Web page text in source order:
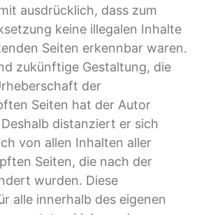
ausdrücklich, dass zum
keine illegalen Inhalte
Seiten erkennbar waren.
zukünftige Gestaltung, die
der
Seiten hat der Autor
distanziert er sich
von allen Inhalten aller
Seiten, die nach der
wurden. Diese
alle innerhalb des eigenen